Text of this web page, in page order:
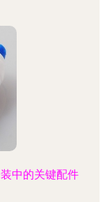
中的关键配件